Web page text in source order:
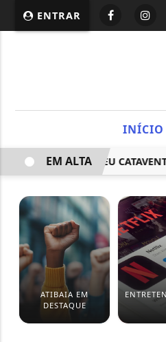
ENTRAR
INÍCIO
DO MUSEU CATAVENTO
EM ALTA
ATIBAIA EM
DESTAQUE